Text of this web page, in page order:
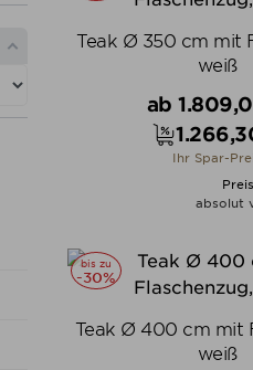
Teak Ø 350 cm mit
weiß
ab
Ihr Spar-
absolut
bis zu
-30%
Teak Ø 400 cm mit
weiß